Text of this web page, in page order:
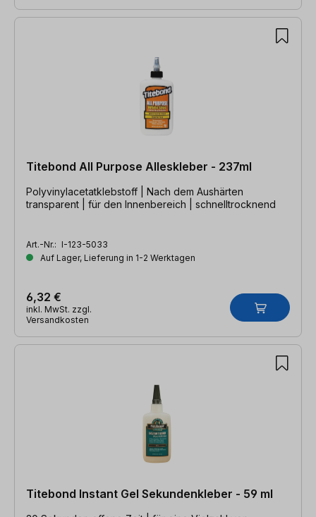
Titebond All Purpose Alleskleber - 237ml
Polyvinylacetatklebstoff | Nach dem Aushärten
transparent | für den Innenbereich | schnelltrocknend
Art.-Nr.: I-123-5033
Auf Lager, Lieferung in 1-2 Werktagen
6,32 €
inkl. MwSt. zzgl.
Versandkosten
Titebond Instant Gel Sekundenkleber - 59 ml